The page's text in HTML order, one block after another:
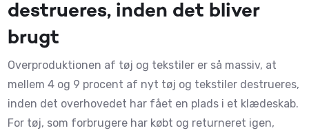
destrueres, inden det bliver
brugt
Overproduktionen af tøj og tekstiler er så massiv, at
mellem 4 og 9 procent af nyt tøj og tekstiler destrueres,
inden det overhovedet har fået en plads i et klædeskab.
For tøj, som forbrugere har købt og returneret igen,